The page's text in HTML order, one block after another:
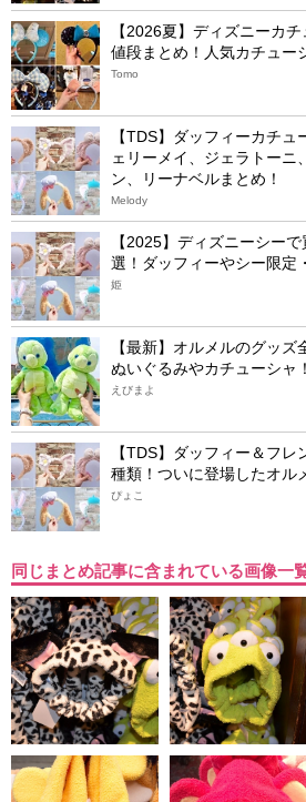
【2026夏】ディズニーカ
値段まとめ！人気カチュー
Tomo
【TDS】ダッフィーカチ
ェリーメイ、ジェラトーニ
ン、リーナベルまとめ！
Melody
【2025】ディズニーシー
選！ダッフィーやシー限定
姫
【最新】オルメルのグッ
ぬいぐるみやカチューシャ
えびまよ
【TDS】ダッフィー＆フ
種類！ついに登場したオル
ぴょこ
同じまとめ記事に含まれている画像一